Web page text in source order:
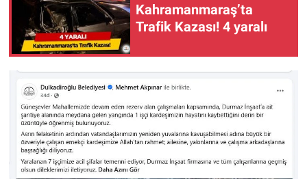
Kahramanmaraş’ta
Trafik Kazası! 4 yaralı